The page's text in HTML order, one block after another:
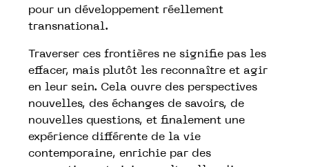
pour un développement réellement
transnational.
Traverser ces frontières ne signifie pas les
effacer, mais plutôt les reconnaître et agir
en leur sein. Cela ouvre des perspectives
nouvelles, des échanges de savoirs, de
nouvelles questions, et finalement une
expérience différente de la vie
contemporaine, enrichie par des